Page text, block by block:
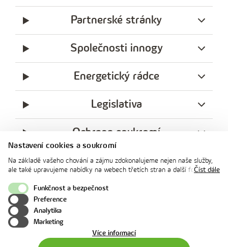
Nastavení cookies a soukromí
Na základě vašeho chování a zájmu zdokonalujeme nejen naše služby,
ale také upravujeme nabídky na webech třetích stran a další formy
souhlasu. Svoje nastavení můžete kdykoliv změnit v zápatí stránky v
„Nastavení soukromí". Více informací o tom, jak se soubory cookies a
osobními údaji pracujeme, včetně možností uplatnění vašich práv,
naleznete na webové stránce v sekci
Číst dále
Funkčnost a bezpečnost
Preference
Analytika
Marketing
Více informacío
Partnerské stránky
Společnosti innogy
Energetický rádce
Legislativa
Ochrana soukromí
innogy
innogy Premium